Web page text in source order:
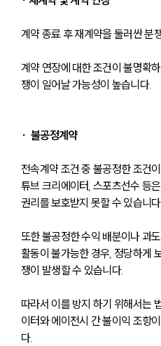
계약 종료 후 재계약을 둘러싼 분
계약 연장에 대한 조건이 불명확
쟁이 일어날 가능성이 높습니다.
∙  불공정계약
전속계약 조건 중 불공정한 조건
튜브 크리에이터, 스포츠선수 등
권리를 보호받지 못할 수 있습니
또한 불공정한 수익 배분이나 과
활동이 불가능한 경우, 정당하게
쟁이 발생할 수 있습니다.
따라서 이를 방지 하기 위해서는
이터와 에이전시 간 불이익 조항
다.